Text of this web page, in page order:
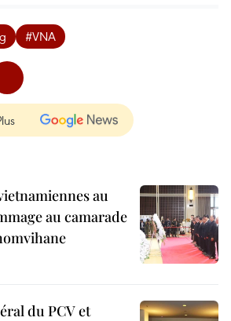
#VNA
au
au camarade
du PCV et